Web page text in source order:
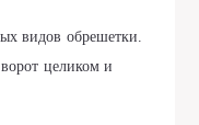
видов обрешетки.
целиком и